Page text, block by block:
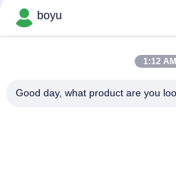
που δένει με σπάγγο
τον εξοπλισμό
εξοπλισμό
boyu
1:12 AM
Good day, what product are you